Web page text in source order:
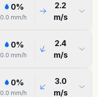
0%
0.0 mm/h
2.2
m/s
0%
0.0 mm/h
2.4
m/s
0%
0.0 mm/h
3.0
m/s